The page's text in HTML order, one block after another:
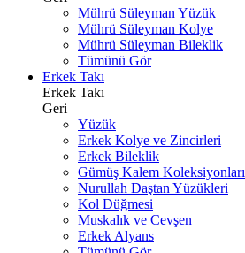
Mührü Süleyman Yüzük
Mührü Süleyman Kolye
Mührü Süleyman Bileklik
Tümünü Gör
Erkek Takı
Erkek Takı
Geri
Yüzük
Erkek Kolye ve Zincirleri
Erkek Bileklik
Gümüş Kalem Koleksiyonları
Nurullah Daştan Yüzükleri
Kol Düğmesi
Muskalık ve Cevşen
Erkek Alyans